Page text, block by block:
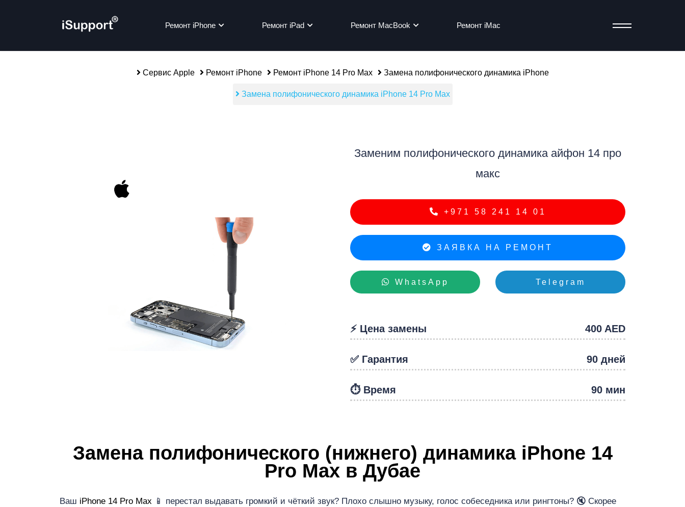
Ремонт iPhone Ремонт iPad Ремонт MacBook Ремонт iMac
Ремонт
iPhone
Ремонт
Сервис Apple Ремонт iPhone Ремонт iPhone 14 Pro Max Замена полифонического динамика iPhone
Замена полифонического динамика iPhone 14 Pro Max
Заменим полифонического динамика айфон 14 про
макс
+971 58 241 14 01
ЗАЯВКА НА РЕМОНТ
WhatsApp Telegram
⚡️ Цена замены 400 AED
✅ Гарантия 90 дней
⏱️ Время 90 мин
Замена полифонического (нижнего) динамика iPhone 14
Pro Max в Дубае
Ваш iPhone 14 Pro Max 📱 перестал выдавать громкий и чёткий звук? Плохо слышно музыку, голос собеседника или рингтоны? 🔇 Скорее